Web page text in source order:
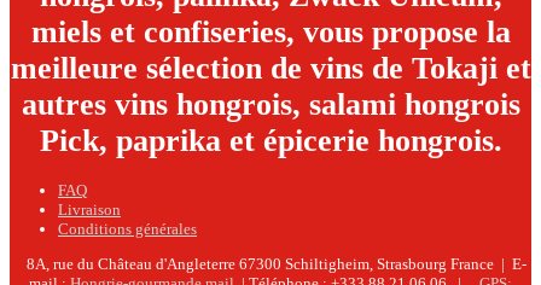
miels et confiseries, vous propose la
meilleure sélection de vins de Tokaji et
autres vins hongrois, salami hongrois
Pick, paprika et épicerie hongrois.
FAQ
Livraison
Conditions générales
8A, rue du Château d'Angleterre 67300 Schiltigheim, Strasbourg France | E-